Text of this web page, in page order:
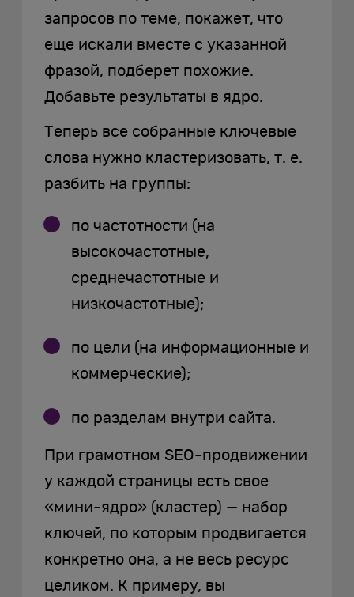
запросов по теме, покажет, что
еще искали вместе с указанной
фразой, подберет похожие.
Добавьте результаты в ядро.
Теперь все собранные ключевые
слова нужно кластеризовать, т. е.
разбить на группы:
по частотности (на
высокочастотные,
среднечастотные и
низкочастотные);
по цели (на информационные и
коммерческие);
по разделам внутри сайта.
При грамотном SEO-продвижении
у каждой страницы есть свое
«мини-ядро» (кластер) — набор
ключей, по которым продвигается
конкретно она, а не весь ресурс
целиком. К примеру, вы